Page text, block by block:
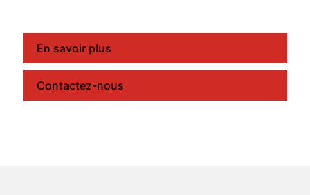
En savoir plus
Contactez-nous